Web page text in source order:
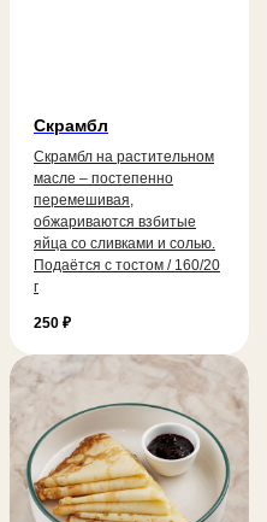
Скрамбл
Скрамбл на растительном
масле – постепенно
перемешивая,
обжариваются взбитые
яйца со сливками и солью.
Подаётся с тостом / 160/20
г
250 ₽